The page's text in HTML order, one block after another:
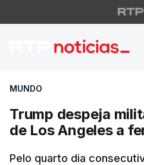
Trump
MUNDO
Trump despeja
de Los Angeles a
Pelo quarto dia